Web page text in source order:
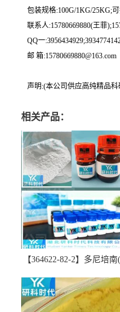
包装规格:100G/1KG/25KG;
联系人:15780669880(王菲
QQ一
邮 箱:15780669880@163.com
声明:(本公司供应高纯精品
相关产品：
【364622-82-2】多尼培南
精品科研试剂-湖北研科
科技-“研”无止境;“科”学